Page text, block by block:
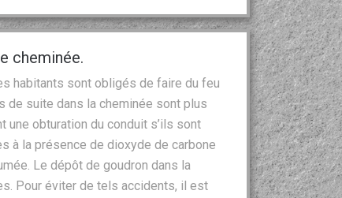
cheminée.
habitants sont obligés de faire du feu
de suite dans la cheminée sont plus
une obturation du conduit s’ils sont
à la présence de dioxyde de carbone
Le dépôt de goudron dans la
Pour éviter de tels accidents, il est